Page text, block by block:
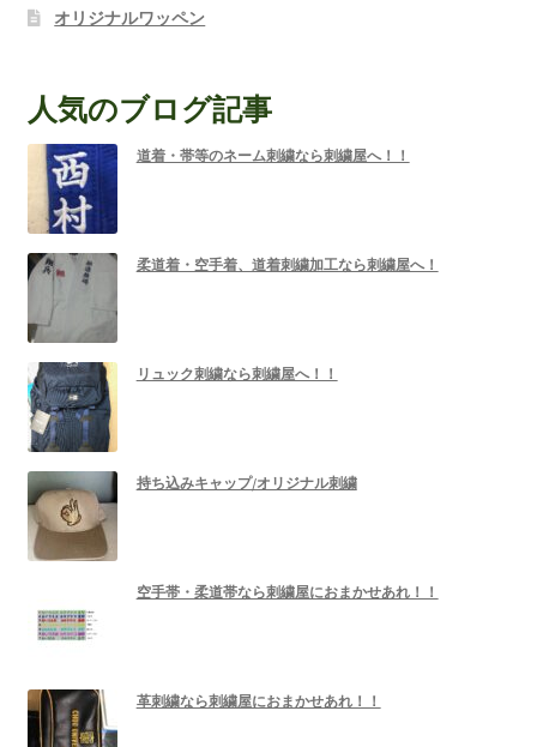
オリジナルワッペン
人気のブログ記事
道着・帯等のネーム刺繍なら刺繍屋へ！！
柔道着・空手着、道着刺繍加工なら刺繍屋へ！
リュック刺繍なら刺繍屋へ！！
持ち込みキャップ/オリジナル刺繍
空手帯・柔道帯なら刺繍屋におまかせあれ！！
革刺繍なら刺繍屋におまかせあれ！！